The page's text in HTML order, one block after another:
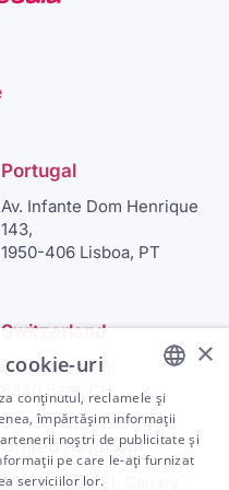
Portugal
Av. Infante Dom Henrique
143,
1950-406 Lisboa, PT
Switzerland
Langgasse 47c
6340 Baar, CH
United Kingdom
30 Churchill Pl, Canary
ENGLISH
ARABIC
×
uri
conținutul, reclamele și
împărtășim informații
noștri de publicitate și
pe care le-ați furnizat
serviciilor lor.